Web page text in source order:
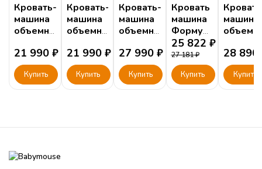
Кровать-
машина
объемная
"Мазда"
21 990 ₽
Купить
Кровать-
машина
объемная
"Мерседес"
21 990 ₽
Купить
Кровать-
машина
объемная
"БМВ"
белая
27 990 ₽
Купить
Кровать
машина
Формула
белая
(спал.место
190х90
и
25 822 ₽
27 181₽
Купить
машина
28 890
Купить